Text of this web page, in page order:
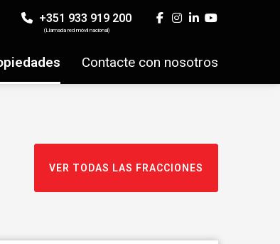
+351 933 919 200
(Llamada red móvil nacional)
Contacte con nosotros
VER TODAS LAS FRACCIONES